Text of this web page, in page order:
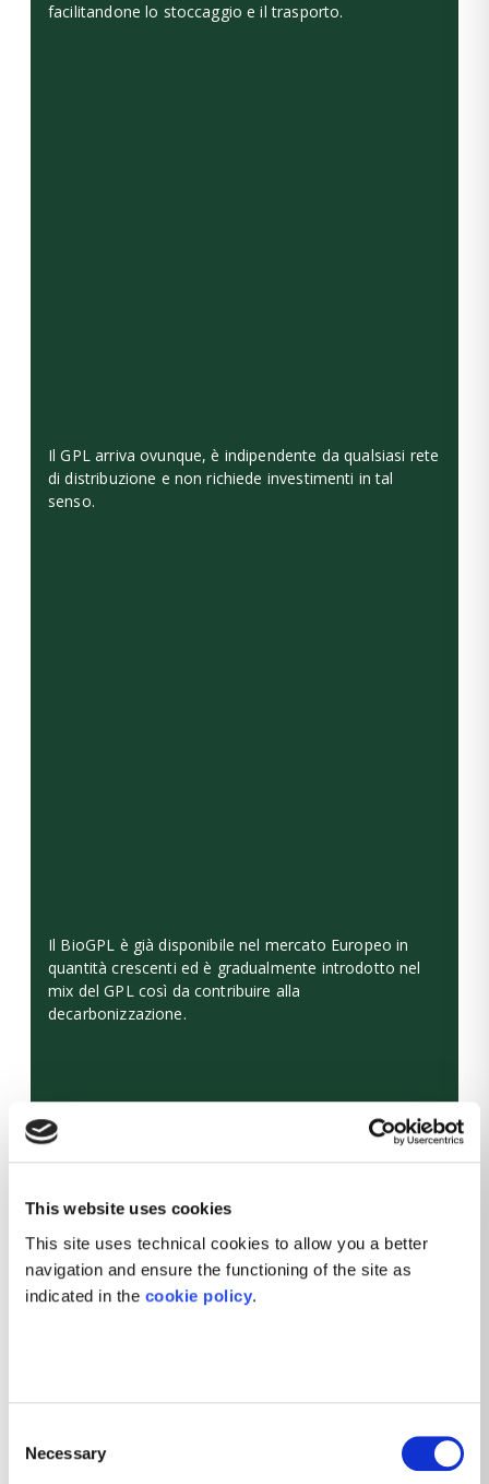
This website uses cookies
This site uses technical cookies to allow you a better
navigation and ensure the functioning of the site as
indicated in the cookie policy.
Selection
Necessary
facilitandone lo stoccaggio e il trasporto.
Il GPL arriva ovunque, è indipendente da qualsiasi rete
di distribuzione e non richiede investimenti in tal
senso.
Il BioGPL è già disponibile nel mercato Europeo in
quantità crescenti ed è gradualmente introdotto nel
mix del GPL così da contribuire alla
decarbonizzazione.
Veroniki Holding è presente